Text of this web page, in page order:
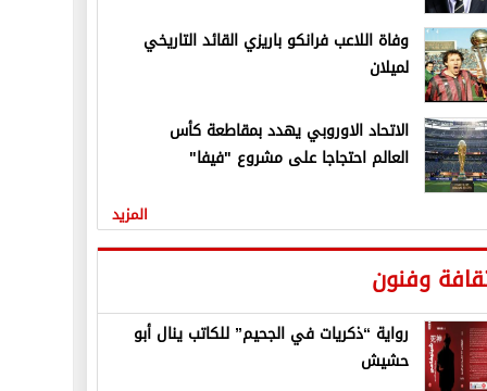
وفاة اللاعب فرانكو باريزي القائد التاريخي
لميلان
الاتحاد الاوروبي يهدد بمقاطعة كأس
العالم احتجاجا على مشروع "فيفا"
المزيد
وفنون
رواية “ذكريات في الجحيم” للكاتب ينال أبو
حشيش